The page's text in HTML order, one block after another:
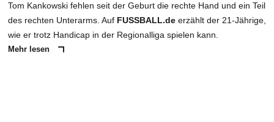
Tom Kankowski fehlen seit der Geburt die rechte Hand und ein Teil
des rechten Unterarms. Auf FUSSBALL.de erzählt der 21-Jährige,
wie er trotz Handicap in der Regionalliga spielen kann.
Mehr lesen